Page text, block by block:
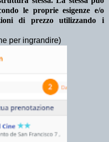
le proprie esigenze e/o
di prezzo utilizzando i
per ingrandire)